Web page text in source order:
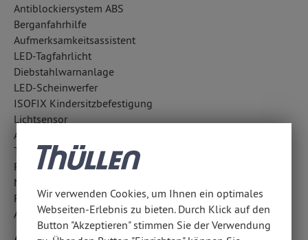
Antiblockiersystem ABS
Berganfahrhilfe
Aufmerksamkeitsassistent
LED-Tagfahrlicht
Diebstahlwarnanlage
LED-Scheinwerfer
ISOFIX Kindersitzbefestigung
Lichtsensor
Außentemperatur Anzeige
Traktionskontrolle
Reifendruckkontrolle
Notbremsassistent
Fahrlichtautomatik
Abbiegelicht
Wir verwenden Cookies, um Ihnen ein optimales
Webseiten-Erlebnis zu bieten. Durch Klick auf den
Button "Akzeptieren" stimmen Sie der Verwendung